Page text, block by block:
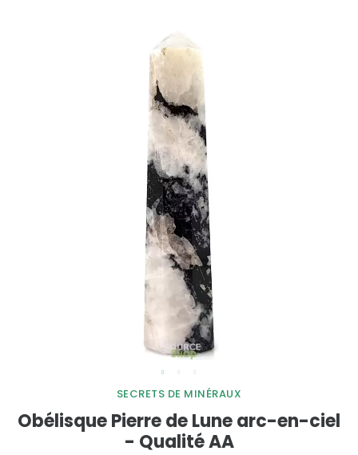
SECRETS DE MINÉRAUX
Obélisque Pierre de Lune arc-en-ciel
- Qualité AA